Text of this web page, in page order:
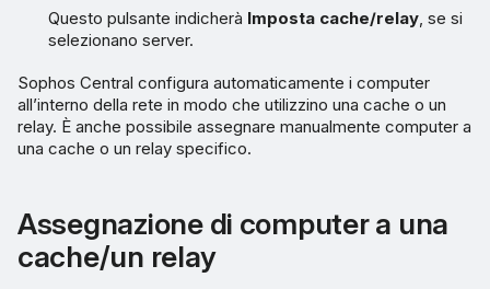
Questo pulsante indicherà Imposta cache/relay , se si
selezionano server.
Sophos Central configura automaticamente i computer
all’interno della rete in modo che utilizzino una cache o un
relay. È anche possibile assegnare manualmente computer a
una cache o un relay specifico.
Assegnazione di computer a una
cache/un relay